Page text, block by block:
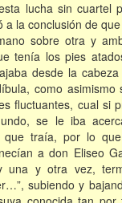
lucha sin cuartel
a la conclusión de
sobre otra y
tenía los pies
desde la
como
fluctuantes, cual si
se le iba
que traía, por lo
a don Eliseo
una y otra vez,
subiendo y